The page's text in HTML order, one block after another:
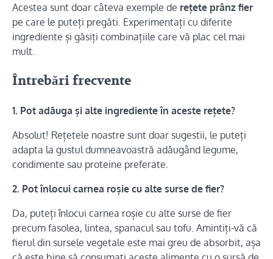
Acestea sunt doar câteva exemple de rețete prânz fier
pe care le puteți pregăti. Experimentați cu diferite
ingrediente și găsiți combinațiile care vă plac cel mai
mult.
Întrebări frecvente
1. Pot adăuga și alte ingrediente în aceste rețete?
Absolut! Rețetele noastre sunt doar sugestii, le puteți
adapta la gustul dumneavoastră adăugând legume,
condimente sau proteine preferate.
2. Pot înlocui carnea roșie cu alte surse de fier?
Da, puteți înlocui carnea roșie cu alte surse de fier
precum fasolea, lintea, spanacul sau tofu. Amintiți-vă că
fierul din sursele vegetale este mai greu de absorbit, așa